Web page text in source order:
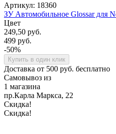
Артикул: 18360
ЗУ Автомобильное Glossar для
Цвет
249,50 руб.
499 руб.
-50%
Купить в один клик
Доставка от 500 руб. бесплатно
Самовывоз из
1 магазина
пр.Карла Маркса, 22
Скидка!
Скидка!